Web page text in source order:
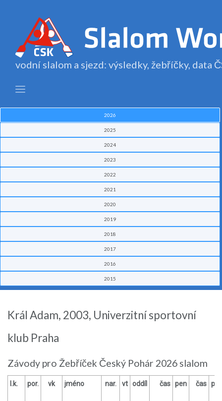
vodní slalom a sjezd: výsledky, žebříčky, data
2026
2025
2024
2023
2022
2021
2020
2019
2018
2017
2016
2015
Král Adam, 2003, Univerzitní sportovní
klub Praha
Závody pro Žebříček Český Pohár 2026 slalom
l.k. por. vk jméno nar. vt oddíl čas pen čas